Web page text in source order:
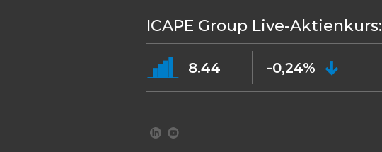
ICAPE Group Live-Aktienkurs:
8.44 -0,24%